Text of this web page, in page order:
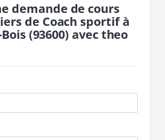
demande de cours
de Coach sportifà
(93600) avectheo